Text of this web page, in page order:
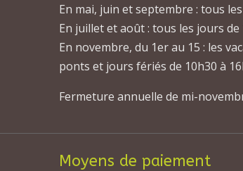
En mai, juin et septembre : tous
En juillet et août : tous les jours de
En novembre, du 1er au 15 : les
ponts et jours fériés de 10h30 à
Fermeture annuelle de mi-
Moyens de paiement